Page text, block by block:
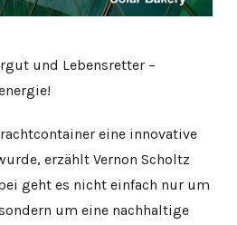
und Lebensretter –
eine innovative
erzählt Vernon Scholtz
geht es nicht einfach nur um
um eine nachhaltige